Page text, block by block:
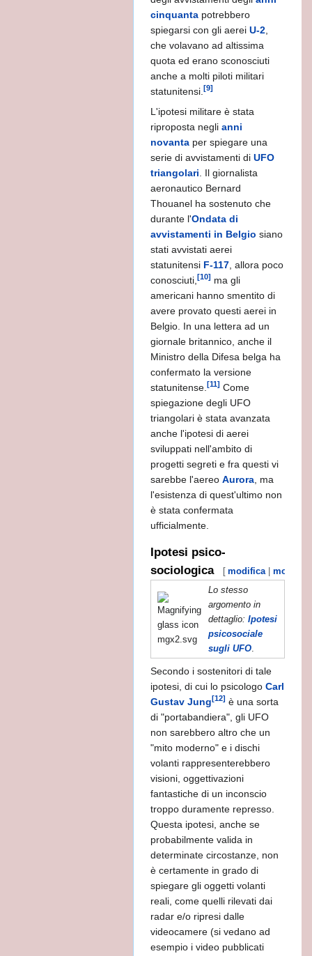
cinquanta potrebbero
spiegarsi con gli aerei U-2
che volavano ad altissima
quota ed erano sconosciuti
anche a molti piloti militari
statunitensi. [9]
L'ipotesi militare è stata
riproposta negli anni
novanta per spiegare una
serie di avvistamenti di UFO
triangolari . Il giornalista
aeronautico Bernard
Thouanel ha sostenuto che
durante l'Ondata di
avvistamenti in Belgio siano
stati avvistati aerei
statunitensi F-117 , allora poco
conosciuti, [10] ma gli
americani hanno smentito di
avere provato questi aerei in
Belgio. In una lettera ad un
giornale britannico, anche il
Ministro della Difesa belga ha
confermato la versione
statunitense. [11] Come
spiegazione degli UFO
triangolari è stata avanzata
anche l'ipotesi di aerei
sviluppati nell'ambito di
progetti segreti e fra questi vi
sarebbe l'aereo Aurora , ma
l'esistenza di quest'ultimo non
è stata confermata
ufficialmente.
Ipotesi psico-
sociologica
[ modifica|
Lo stesso
argomento in
dettaglio: Ipotesi
psicosociale
sugli UFO.
Secondo i sostenitori di tale
ipotesi, di cui lo psicologo Carl
Gustav Jung [12] è una sorta
di "portabandiera", gli UFO
non sarebbero altro che un
"mito moderno" e i dischi
volanti rappresenterebbero
visioni, oggettivazioni
fantastiche di un inconscio
troppo duramente represso.
Questa ipotesi, anche se
probabilmente valida in
determinate circostanze, non
è certamente in grado di
spiegare gli oggetti volanti
reali, come quelli rilevati dai
radar e/o ripresi dalle
videocamere (si vedano ad
esempio i video pubblicati
l'avvio alla civiltà in Mesopotamia.